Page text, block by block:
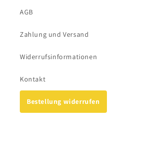
AGB
Zahlung und Versand
Widerrufsinformationen
Kontakt
Bestellung widerrufen